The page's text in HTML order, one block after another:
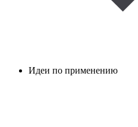
Идеи по применению